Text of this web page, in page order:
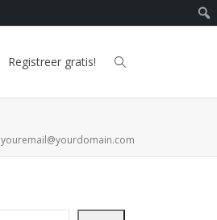
Registreer gratis!
youremail@yourdomain.com